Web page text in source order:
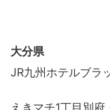
大分県
JR九州ホテルブラ